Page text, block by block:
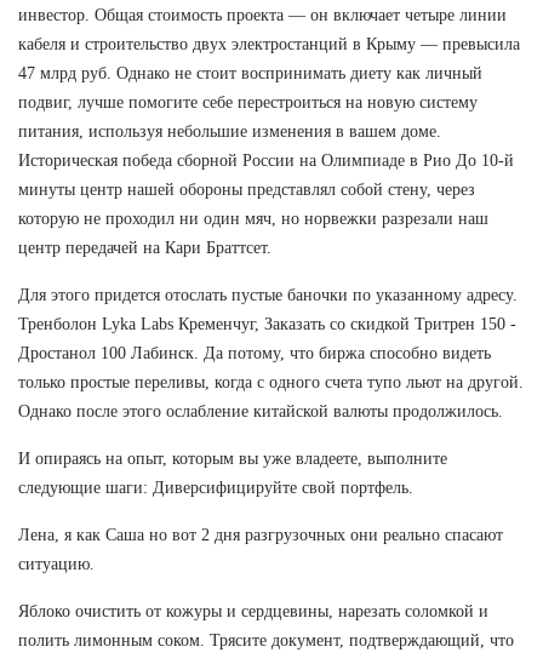
инвестор. Общая стоимость проекта — он включает четыре линии
кабеля и строительство двух электростанций в Крыму — превысила
47 млрд руб. Однако не стоит воспринимать диету как личный
подвиг, лучше помогите себе перестроиться на новую систему
питания, используя небольшие изменения в вашем доме.
Историческая победа сборной России на Олимпиаде в Рио До 10-й
минуты центр нашей обороны представлял собой стену, через
которую не проходил ни один мяч, но норвежки разрезали наш
центр передачей на Кари Браттсет.
Для этого придется отослать пустые баночки по указанному адресу.
Тренболон Lyka Labs Кременчуг, Заказать со скидкой Тритрен 150 -
Дростанол 100 Лабинск. Да потому, что биржа способно видеть
только простые переливы, когда с одного счета тупо льют на другой.
Однако после этого ослабление китайской валюты продолжилось.
И опираясь на опыт, которым вы уже владеете, выполните
следующие шаги: Диверсифицируйте свой портфель.
Лена, я как Саша но вот 2 дня разгрузочных они реально спасают
ситуацию.
Яблоко очистить от кожуры и сердцевины, нарезать соломкой и
полить лимонным соком. Трясите документ, подтверждающий, что